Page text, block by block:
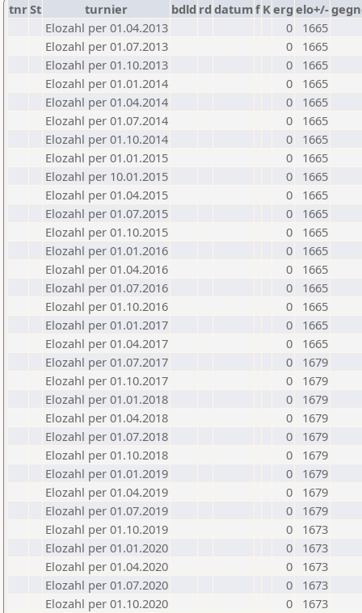
tnrSt turnier bdld rd datumf Kerg elo+/-
Elozahl per 01.04.2013
0
1665
Elozahl per 01.07.2013
0
1665
Elozahl per 01.10.2013
0
1665
Elozahl per 01.01.2014
0
1665
Elozahl per 01.04.2014
0
1665
Elozahl per 01.07.2014
0
1665
Elozahl per 01.10.2014
0
1665
Elozahl per 01.01.2015
0
1665
Elozahl per 10.01.2015
0
1665
Elozahl per 01.04.2015
0
1665
Elozahl per 01.07.2015
0
1665
Elozahl per 01.10.2015
0
1665
Elozahl per 01.01.2016
0
1665
Elozahl per 01.04.2016
0
1665
Elozahl per 01.07.2016
0
1665
Elozahl per 01.10.2016
0
1665
Elozahl per 01.01.2017
0
1665
Elozahl per 01.04.2017
0
1665
Elozahl per 01.07.2017
0
1679
Elozahl per 01.10.2017
0
1679
Elozahl per 01.01.2018
0
1679
Elozahl per 01.04.2018
0
1679
Elozahl per 01.07.2018
0
1679
Elozahl per 01.10.2018
0
1679
Elozahl per 01.01.2019
0
1679
Elozahl per 01.04.2019
0
1679
Elozahl per 01.07.2019
0
1679
Elozahl per 01.10.2019
0
1673
Elozahl per 01.01.2020
0
1673
Elozahl per 01.04.2020
0
1673
Elozahl per 01.07.2020
0
1673
Elozahl per 01.10.2020
0
1673